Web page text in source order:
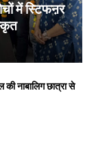
में स्टिफऩर
नाबालिग छात्रा से